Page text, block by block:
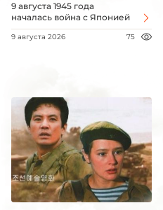
9 августа 1945 года
началась война с Японией
9 августа 2026 75